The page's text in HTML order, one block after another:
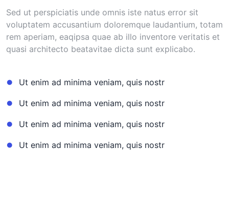
Sed ut perspiciatis unde omnis iste natus error sit
voluptatem accusantium doloremque laudantium, totam
rem aperiam, eaqipsa quae ab illo inventore veritatis et
quasi architecto beatavitae dicta sunt explicabo.
Ut enim ad minima veniam, quis nostr
Ut enim ad minima veniam, quis nostr
Ut enim ad minima veniam, quis nostr
Ut enim ad minima veniam, quis nostr